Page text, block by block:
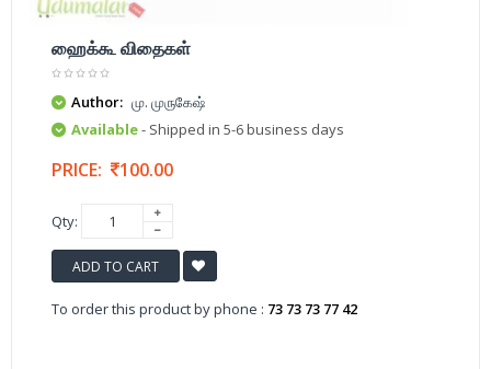
ஹைக்கூ விதைகள்
Author: மு. முருகேஷ்
Available- Shipped in 5-6 business days
PRICE: 100.00
Qty:
ADD TO CART
To order this product by phone : 73 73 73 77 42